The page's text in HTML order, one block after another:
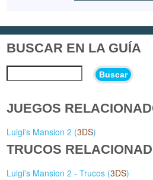
BUSCAR EN LA GUÍA
Buscar
JUEGOS
Luigi's Mansion 2 (3DS)
TRUCOS
Luigi's Mansion 2 - Trucos (3DS)